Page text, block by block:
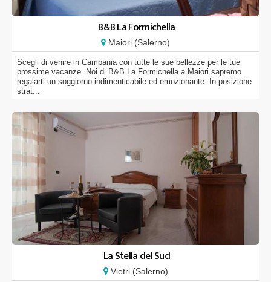
B&B La Formichella
Maiori (Salerno)
Scegli di venire in Campania con tutte le sue bellezze per le tue
prossime vacanze. Noi di B&B La Formichella a Maiori sapremo
regalarti un soggiorno indimenticabile ed emozionante. In posizione
strat...
La Stella del Sud
Vietri (Salerno)